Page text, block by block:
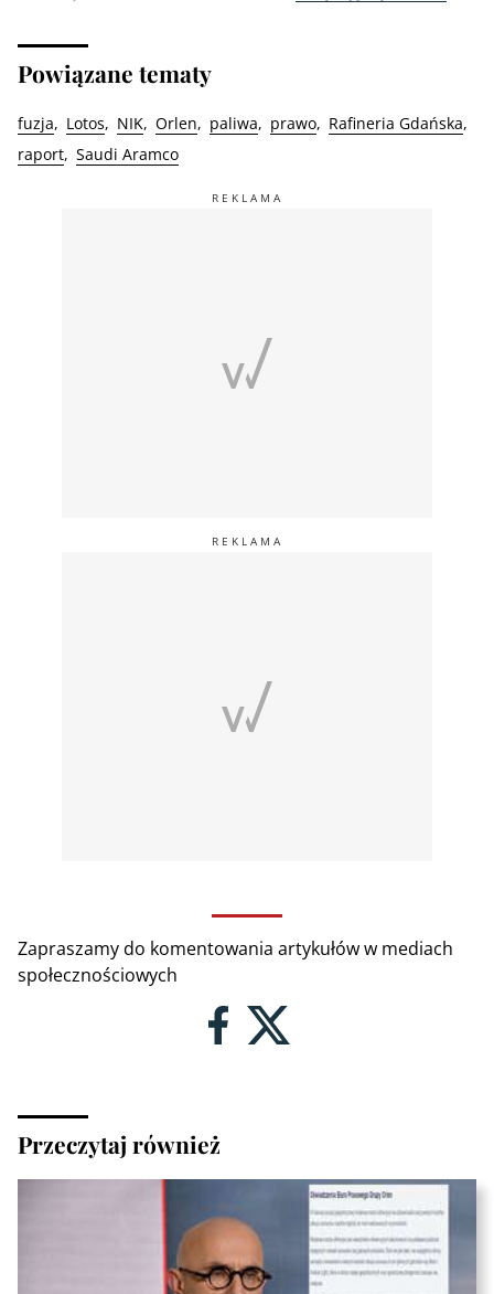
Powiązane tematy
fuzja Lotos NIK Orlen paliwa prawo
Rafineria Gdańska
raport Saudi Aramco
Zapraszamy do komentowania artykułów w mediach
społecznościowych
Przeczytaj również